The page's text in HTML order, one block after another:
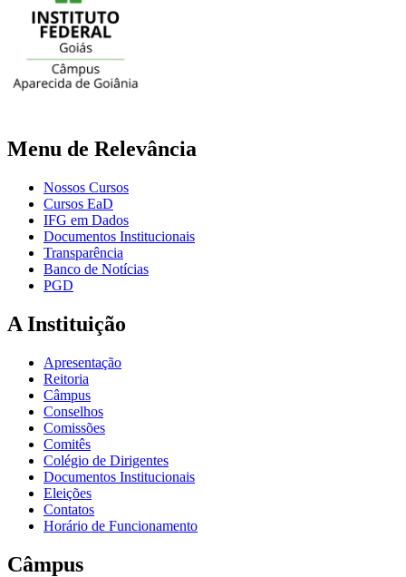
Menu de Relevância
Nossos Cursos
Cursos EaD
IFG em Dados
Documentos Institucionais
Transparência
Banco de Notícias
PGD
A Instituição
Apresentação
Reitoria
Câmpus
Conselhos
Comissões
Comitês
Colégio de Dirigentes
Documentos Institucionais
Eleições
Contatos
Horário de Funcionamento
Câmpus